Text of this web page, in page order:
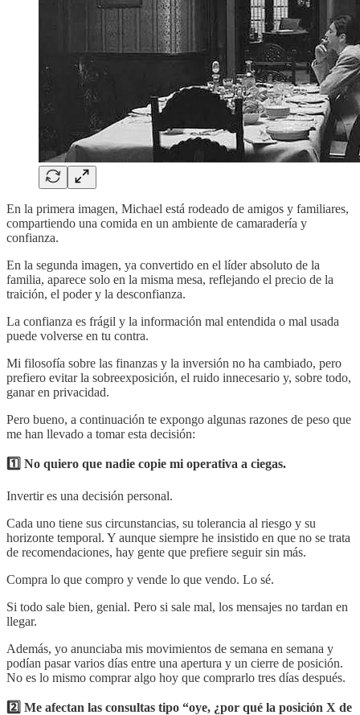
En la primera imagen, Michael está rodeado de amigos y familiares,
compartiendo una comida en un ambiente de camaradería y
confianza.
En la segunda imagen, ya convertido en el líder absoluto de la
familia, aparece solo en la misma mesa, reflejando el precio de la
traición, el poder y la desconfianza.
La confianza es frágil y la información mal entendida o mal usada
puede volverse en tu contra.
Mi filosofía sobre las finanzas y la inversión no ha cambiado, pero
prefiero evitar la sobreexposición, el ruido innecesario y, sobre todo,
ganar en privacidad.
Pero bueno, a continuación te expongo algunas razones de peso que
me han llevado a tomar esta decisión:
1️⃣ No quiero que nadie copie mi operativa a ciegas.
Invertir es una decisión personal.
Cada uno tiene sus circunstancias, su tolerancia al riesgo y su
horizonte temporal. Y aunque siempre he insistido en que no se trata
de recomendaciones, hay gente que prefiere seguir sin más.
Compra lo que compro y vende lo que vendo. Lo sé.
Si todo sale bien, genial. Pero si sale mal, los mensajes no tardan en
llegar.
Además, yo anunciaba mis movimientos de semana en semana y
podían pasar varios días entre una apertura y un cierre de posición.
No es lo mismo comprar algo hoy que comprarlo tres días después.
2️⃣ Me afectan las consultas tipo “oye, ¿por qué la posición X de